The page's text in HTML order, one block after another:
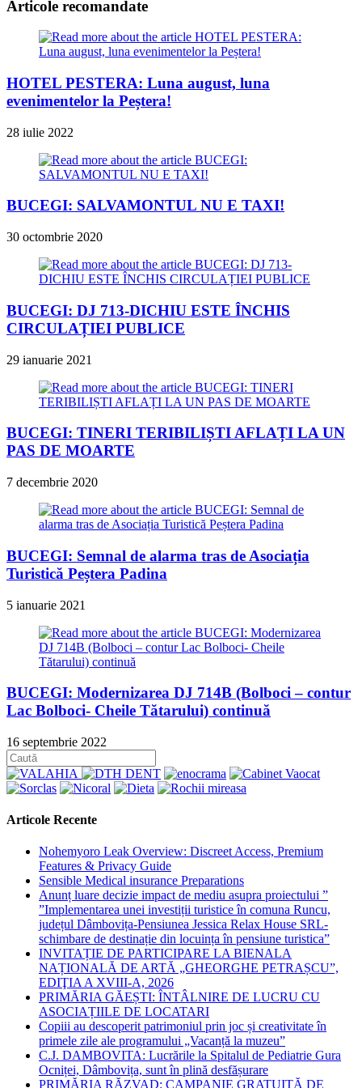
Articole recomandate
HOTEL PESTERA: Luna august, luna
evenimentelor la Peștera!
28 iulie 2022
BUCEGI: SALVAMONTUL NU E TAXI!
30 octombrie 2020
BUCEGI: DJ 713-DICHIU ESTE ÎNCHIS
CIRCULAȚIEI PUBLICE
29 ianuarie 2021
BUCEGI: TINERI TERIBILIȘTI AFLAȚI LA UN
PAS DE MOARTE
7 decembrie 2020
BUCEGI: Semnal de alarma tras de Asociația
Turistică Peștera Padina
5 ianuarie 2021
BUCEGI: Modernizarea DJ 714B (Bolboci – contur
Lac Bolboci- Cheile Tătarului) continuă
16 septembrie 2022
Articole Recente
Nohemyoro Leak Overview: Discreet Access, Premium
Features & Privacy Guide
Sensible Medical insurance Preparations
Anunț luare decizie impact de mediu asupra proiectului ”
”Implementarea unei investiții turistice în comuna Runcu,
județul Dâmbovița-Pensiunea Jessica Relax House SRL-
schimbare de destinație din locuința în pensiune turistica”
INVITAȚIE DE PARTICIPARE LA BIENALA
NAȚIONALĂ DE ARTĂ „GHEORGHE PETRAȘCU”,
EDIŢIA A XVIII-A, 2026
PRIMĂRIA GĂEȘTI: ÎNTÂLNIRE DE LUCRU CU
ASOCIAȚIILE DE LOCATARI
Copiii au descoperit patrimoniul prin joc și creativitate în
primele zile ale programului „Vacanță la muzeu”
C.J. DAMBOVITA: Lucrările la Spitalul de Pediatrie Gura
Ocniței, Dâmbovița, sunt în plină desfășurare
PRIMĂRIA RĂZVAD: CAMPANIE GRATUITĂ DE